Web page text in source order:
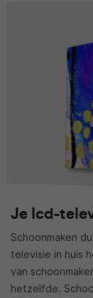
Je lcd-
Schoonmaken
televisie in huis
van
hetzelfde.